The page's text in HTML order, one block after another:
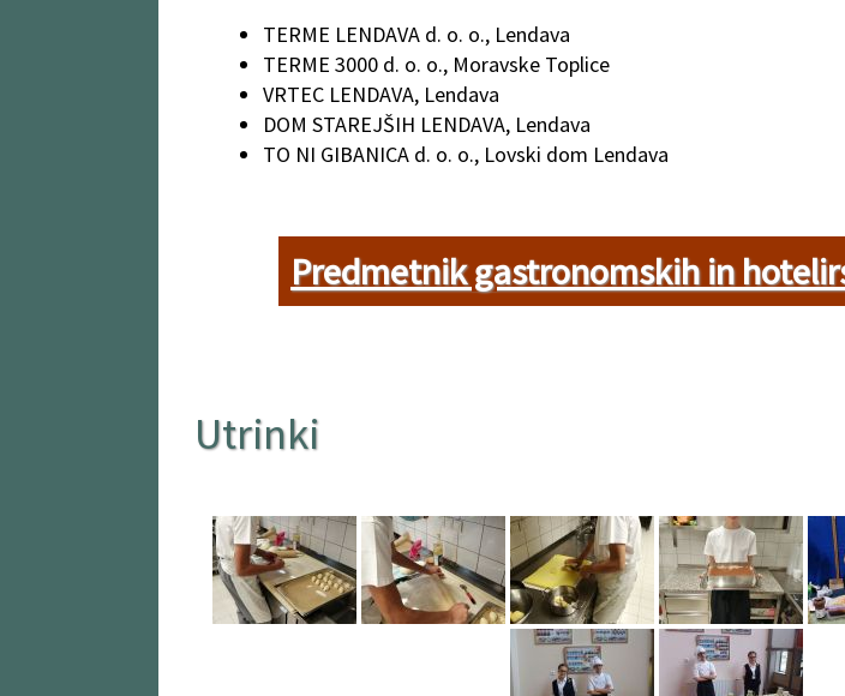
TERME LENDAVA d. o. o., Lendava
TERME 3000 d. o. o., Moravske Toplice
VRTEC LENDAVA, Lendava
DOM STAREJŠIH LENDAVA, Lendava
TO NI GIBANICA d. o. o., Lovski dom Lendava
Predmetnik gastronomskih in
Utrinki